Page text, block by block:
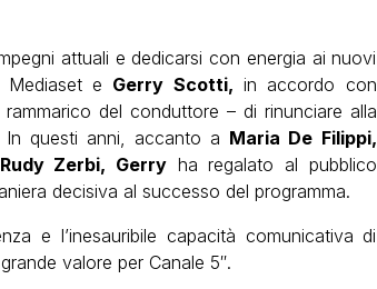
attuali e dedicarsi con energia ai nuovi
e Gerry Scotti, in accordo con
del conduttore – di rinunciare alla
In questi anni, accanto a Maria De Filippi,
Rudy Zerbi, Gerryha regalato al pubblico
decisiva al successo del programma.
e l’inesauribile capacità comunicativa di
valore per Canale 5″.